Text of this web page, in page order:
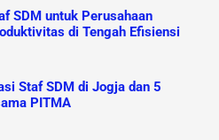
SDM untuk Perusahaan
di Tengah Efisiensi
Staf SDM di Jogja dan 5
PITMA